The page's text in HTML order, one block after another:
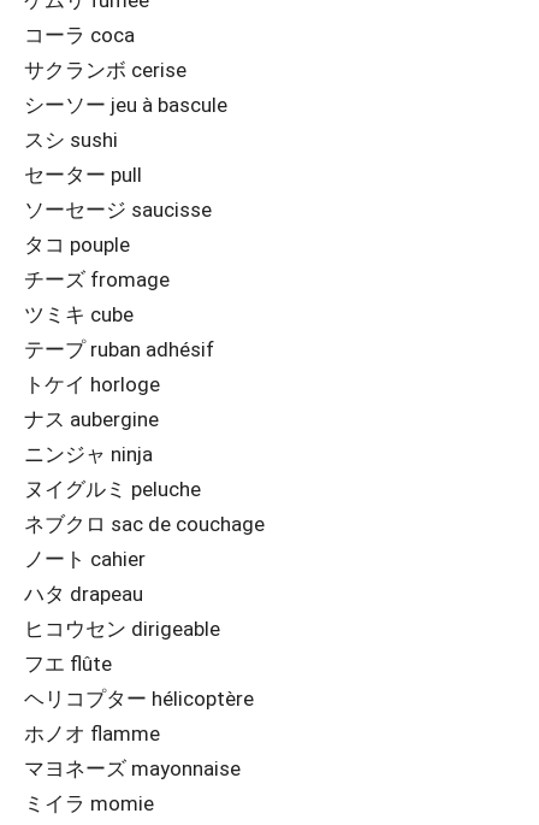
コーラ coca
サクランボ cerise
シーソー jeu à bascule
スシ sushi
セーター pull
ソーセージ saucisse
タコ pouple
チーズ fromage
ツミキ cube
テープ ruban adhésif
トケイ horloge
ナス aubergine
ニンジャ ninja
ヌイグルミ peluche
ネブクロ sac de couchage
ノート cahier
ハタ drapeau
ヒコウセン dirigeable
フエ flûte
ヘリコプター hélicoptère
ホノオ flamme
マヨネーズ mayonnaise
ミイラ momie